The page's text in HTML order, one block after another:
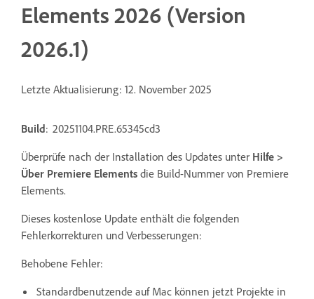
Elements 2026 (Version
2026.1)
Letzte Aktualisierung: 12. November 2025
Build: 20251104.PRE.65345cd3
Überprüfe nach der Installation des Updates unter Hilfe >
Über Premiere Elements die Build-Nummer von Premiere
Elements.
Dieses kostenlose Update enthält die folgenden
Fehlerkorrekturen und Verbesserungen:
Behobene Fehler:
Standardbenutzende auf Mac können jetzt Projekte in